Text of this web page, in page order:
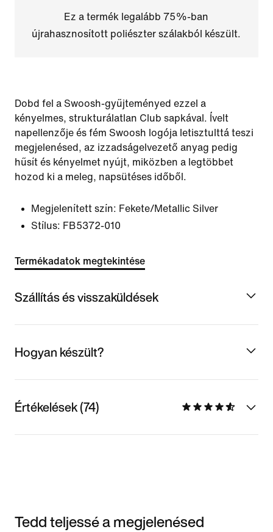
Ez a termék legalább 75%-ban
újrahasznosított poliészter szálakból készült.
Dobd fel a Swoosh-gyűjteményed ezzel a
kényelmes, strukturálatlan Club sapkával. Ívelt
napellenzője és fém Swoosh logója letisztulttá teszi
megjelenésed, az izzadságelvezető anyag pedig
hűsít és kényelmet nyújt, miközben a legtöbbet
hozod ki a meleg, napsütéses időből.
Megjelenített szín: Fekete/Metallic Silver
Stílus: FB5372-010
Termékadatok megtekintése
Szállítás és visszaküldések
Hogyan készült?
Értékelések (74)
Tedd teljessé a megjelenésed